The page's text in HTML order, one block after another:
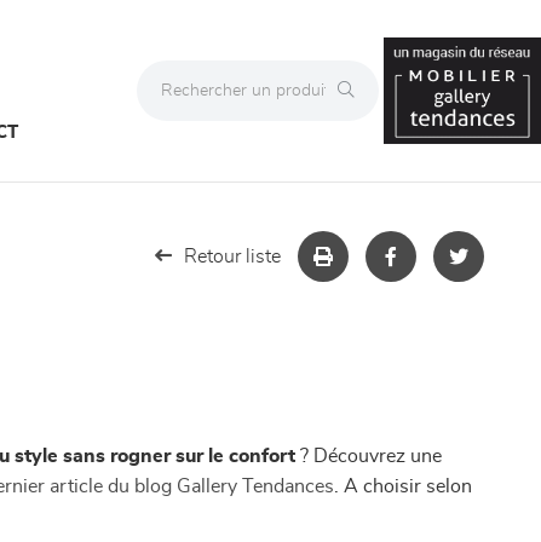
Retour liste
style sans rogner sur le confort ? Découvrez une
article du blog Gallery Tendances . A choisir selon